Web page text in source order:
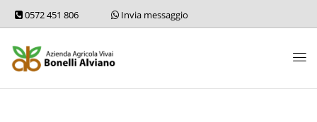
0572 451 806 Invia messaggio